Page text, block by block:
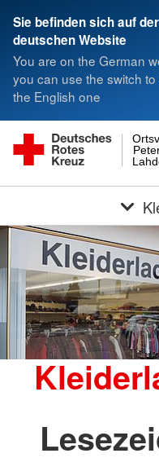
Sie befinden sich auf der
deutschen Website
You are on the German
you can use the switch to
the English one